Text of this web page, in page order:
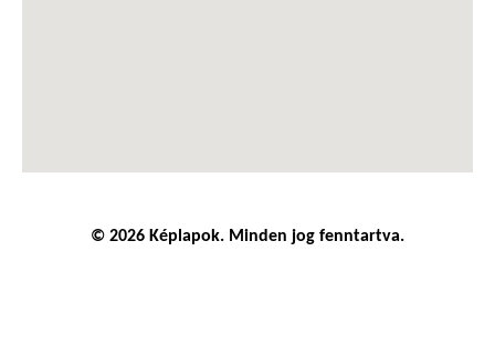
© 2026 Képlapok. Minden jog fenntartva.